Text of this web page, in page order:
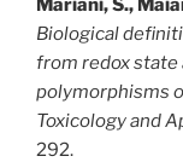
Mariani, S.,
Biological
from redox state
polymorphisms
Toxicology and
292.